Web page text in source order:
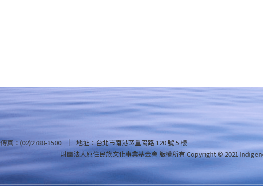
傳真：(02)2788-1500
地址：台北市南港區重陽路 120 號 5 樓
財團法人原住民族文化事業基金會 版權所有Copyright © 2021